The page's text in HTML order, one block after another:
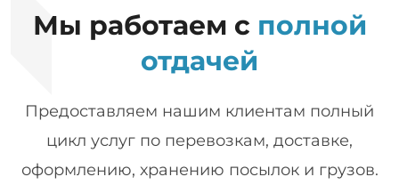
Мы работаем с полной
отдачей
Предоставляем нашим клиентам полный
цикл услуг по перевозкам, доставке,
оформлению, хранению посылок и грузов.